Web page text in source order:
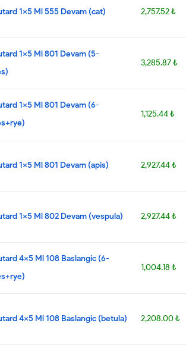
1x5 Ml 555 Devam (cat) 2,757.52 ₺
1x5 Ml 801 Devam (5-
3,285.87 ₺
1x5 Ml 801 Devam (6-
1,125.44 ₺
1x5 Ml 801 Devam (apis) 2,927.44 ₺
1x5 Ml 802 Devam (vespula) 2,927.44 ₺
4x5 Ml 108 Baslangic (6-
1,004.18 ₺
4x5 Ml 108 Baslangic (betula) 2,208.00 ₺